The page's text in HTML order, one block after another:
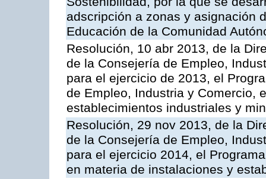
adscripción a zonas y asignación
Educación de la Comunidad
Resolución, 10 abr 2013, de la
de la Consejería de Empleo,
para el ejercicio de 2013, el
de Empleo, Industria y Comercio,
establecimientos industriales y
Resolución, 29 nov 2013, de la
de la Consejería de Empleo,
para el ejercicio 2014, el
en materia de instalaciones y